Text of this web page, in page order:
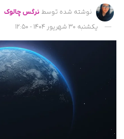
نوشته شده توسط نرگس چالوک
یکشنبه 30 شهریور 1404 - 12:50